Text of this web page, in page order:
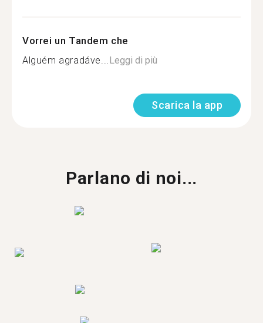
Vorrei un Tandem che
Alguém agradáve...Leggi di più
Scarica la app
Parlano di noi...